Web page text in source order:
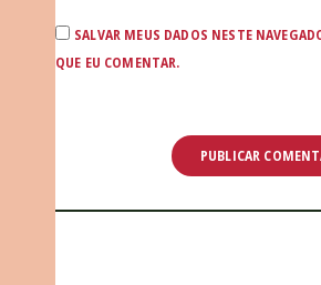
SALVAR MEUS DADOS NESTE
QUE EU COMENTAR.